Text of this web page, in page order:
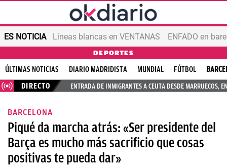
ES NOTICIA Líneas blancas en VENTANAS ENFADO en
DEPORTES
ÚLTIMAS NOTICIAS DIARIO MADRIDISTA MUNDIAL FÚTBOL
DIRECTO
ENTRADA DE INMIGRANTES A CEUTA DESDE MARRUECOS,
BARCELONA
Piqué da marcha atrás: «Ser presidente del
Barça es mucho más sacrificio que cosas
positivas te pueda dar»